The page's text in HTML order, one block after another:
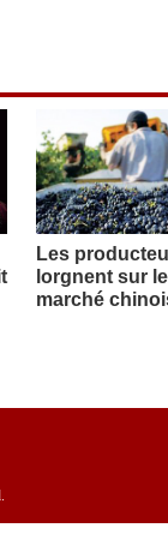
Les
lorgnent sur le
marché